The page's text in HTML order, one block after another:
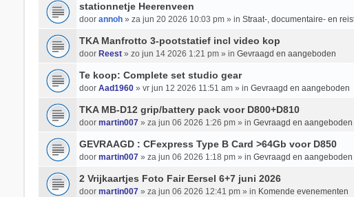
stationnetje Heerenveen
door annoh» za jun 20 2026 10:03 pm » in Straat-, documentaire- en
TKA Manfrotto 3-pootstatief incl video kop
door Reest» zo jun 14 2026 1:21 pm » in Gevraagd en aangeboden
Te koop: Complete set studio gear
door Aad1960» vr jun 12 2026 11:51 am » in Gevraagd en aangeboden
TKA MB-D12 grip/battery pack voor D800+D810
door martin007» za jun 06 2026 1:26 pm » in Gevraagd en aangeboden
GEVRAAGD : CFexpress Type B Card >64Gb voor D850
door martin007» za jun 06 2026 1:18 pm » in Gevraagd en aangeboden
2 Vrijkaartjes Foto Fair Eersel 6+7 juni 2026
door martin007» za jun 06 2026 12:41 pm » in Komende evenementen